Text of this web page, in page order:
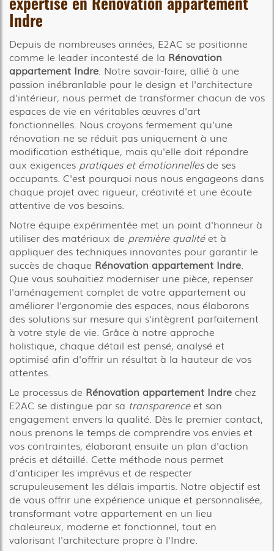
expertise en Rénovation appartement
Indre
Depuis de nombreuses années, E2AC se positionne
comme le leader incontesté de la Rénovation
appartement Indre. Notre savoir-faire, allié à une
passion inébranlable pour le design et l'architecture
d'intérieur, nous permet de transformer chacun de vos
espaces de vie en véritables œuvres d'art
fonctionnelles. Nous croyons fermement qu'une
rénovation ne se réduit pas uniquement à une
modification esthétique, mais qu'elle doit répondre
aux exigences pratiques et émotionnellesde ses
occupants. C'est pourquoi nous nous engageons dans
chaque projet avec rigueur, créativité et une écoute
attentive de vos besoins.
Notre équipe expérimentée met un point d'honneur à
utiliser des matériaux de première qualitéet à
appliquer des techniques innovantes pour garantir le
succès de chaque Rénovation appartement Indre.
Que vous souhaitiez moderniser une pièce, repenser
l'aménagement complet de votre appartement ou
améliorer l'ergonomie des espaces, nous élaborons
des solutions sur mesure qui s'intègrent parfaitement
à votre style de vie. Grâce à notre approche
holistique, chaque détail est pensé, analysé et
optimisé afin d'offrir un résultat à la hauteur de vos
attentes.
Le processus de Rénovation appartement Indre chez
E2AC se distingue par sa transparenceet son
engagement envers la qualité. Dès le premier contact,
nous prenons le temps de comprendre vos envies et
vos contraintes, élaborant ensuite un plan d'action
précis et détaillé. Cette méthode nous permet
d'anticiper les imprévus et de respecter
scrupuleusement les délais impartis. Notre objectif est
de vous offrir une expérience unique et personnalisée,
transformant votre appartement en un lieu
chaleureux, moderne et fonctionnel, tout en
valorisant l'architecture propre à l'Indre.